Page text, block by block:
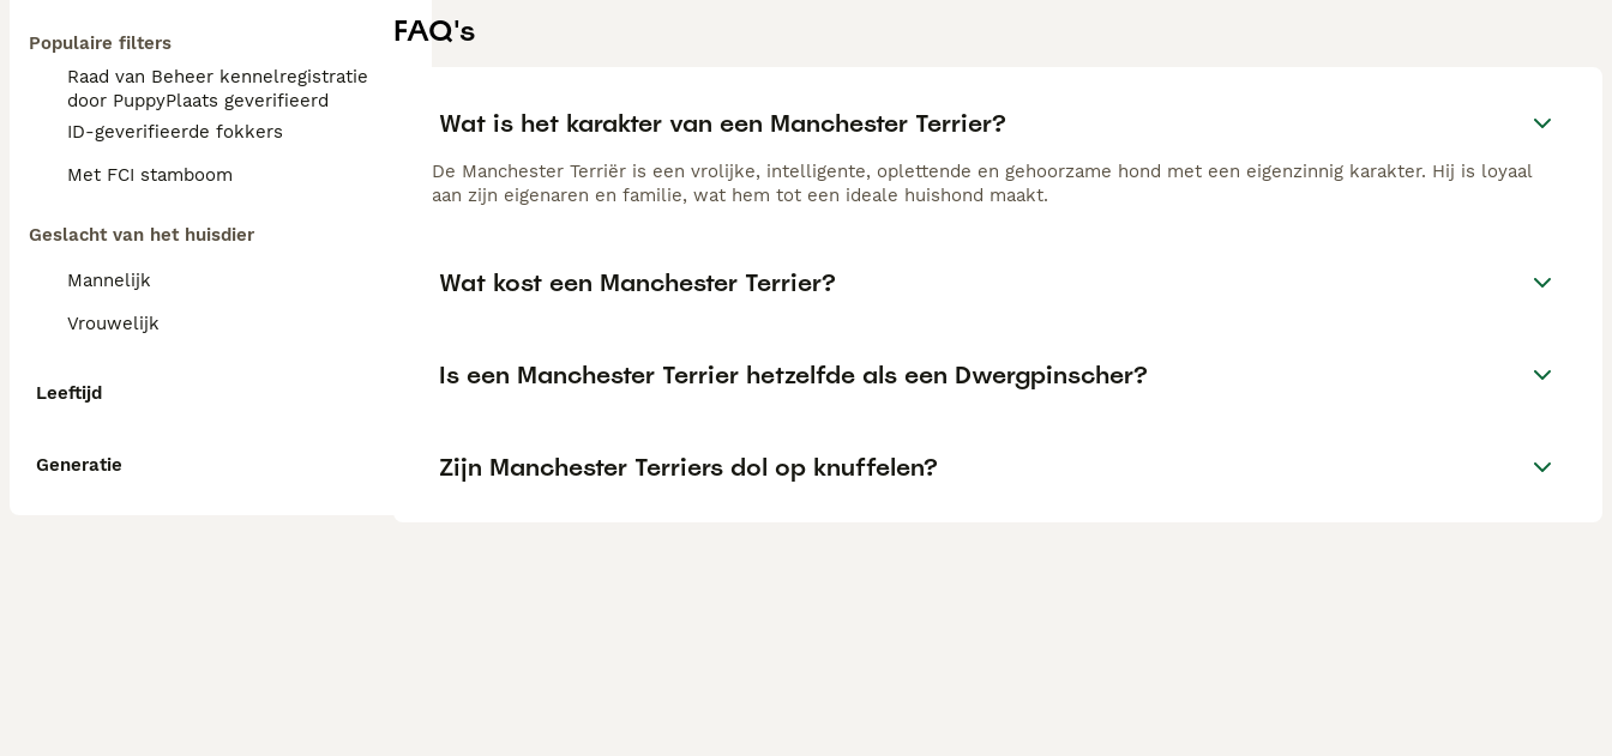
Populaire filters
Raad van Beheer kennelregistratie
door PuppyPlaats geverifieerd
ID-geverifieerde fokkers
Met FCI stamboom
Geslacht van het huisdier
Mannelijk
Vrouwelijk
Leeftijd
Generatie
FAQ's
Wat is het karakter van een Manchester Terrier?
De Manchester Terriër is een vrolijke, intelligente, oplettende en gehoorzame hond met een eigenzinnig karakter. Hij is loyaal
aan zijn eigenaren en familie, wat hem tot een ideale huishond maakt.
Wat kost een Manchester Terrier?
Is een Manchester Terrier hetzelfde als een Dwergpinscher?
Zijn Manchester Terriers dol op knuffelen?